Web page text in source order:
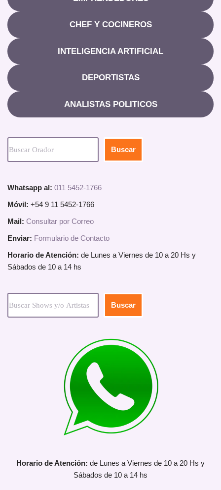
CHEF Y COCINEROS
INTELIGENCIA ARTIFICIAL
DEPORTISTAS
ANALISTAS POLITICOS
Buscar
Whatsapp al: 011 5452-1766
Móvil: +54 9 11 5452-1766
Mail: Consultar por Correo
Enviar: Formulario de Contacto
Horario de Atención: de Lunes a Viernes de 10 a 20 Hs y
Sábados de 10 a 14 hs
Buscar
Horario de Atención: de Lunes a Viernes de 10 a 20 Hs y
Sábados de 10 a 14 hs